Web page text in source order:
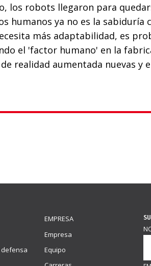
los robots llegaron para
humanos ya no es la sabiduría
más adaptabilidad, es
el 'factor humano' en la
realidad aumentada nuevas y
EMPRESA
Empresa
Equipo